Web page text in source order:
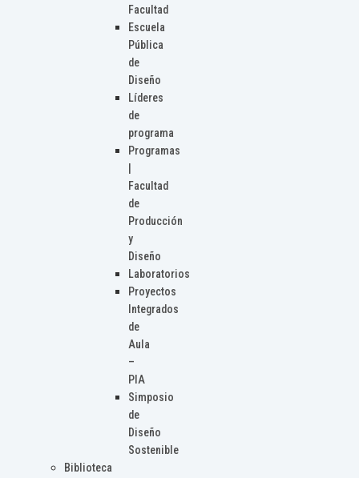
Facultad
Escuela
Pública
de
Diseño
Líderes
de
programa
Programas
Facultad
de
Producción
y
Diseño
Laboratorios
Proyectos
Integrados
de
Aula
–
PIA
Simposio
de
Diseño
Sostenible
Biblioteca